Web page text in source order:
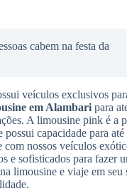
cabem na festa da
veículos exclusivos
em Alambari para
A limousine pink é a
possui capacidade para até
com nossos veículos
e sofisticados para fazer
limousine e viaje em seu